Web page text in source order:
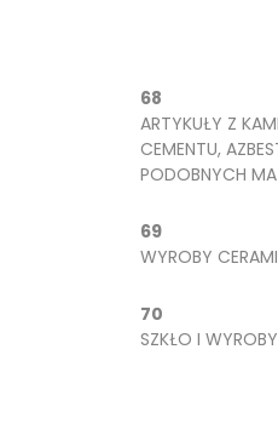
68
ARTYKUŁY Z
CEMENTU,
PODOBNYCH
69
WYROBY
70
SZKŁO I